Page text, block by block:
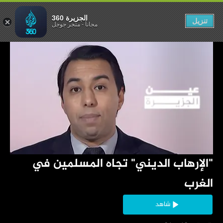
الغرب
شاهد
في الغرب
الجزيرة 360
مجاناً-متجر جوجل تنزيل